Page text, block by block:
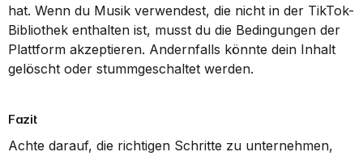
hat. Wenn du Musik verwendest, die nicht in der TikTok-
Bibliothek enthalten ist, musst du die Bedingungen der
Plattform akzeptieren. Andernfalls könnte dein Inhalt
gelöscht oder stummgeschaltet werden.
Fazit
Achte darauf, die richtigen Schritte zu unternehmen,